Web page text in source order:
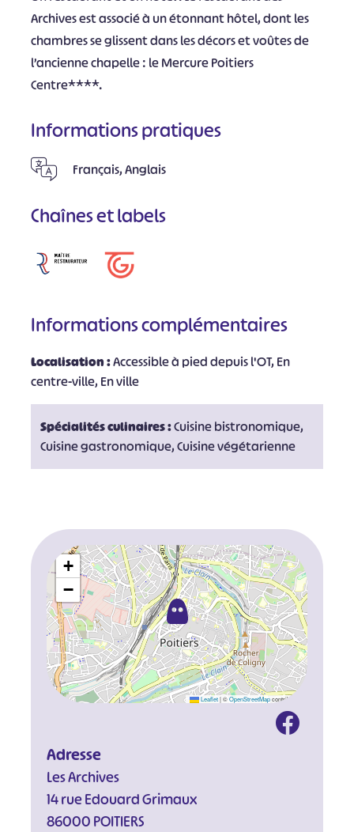
Archives est associé à un étonnant hôtel, dont les
chambres se glissent dans les décors et voûtes de
l’ancienne chapelle : le Mercure Poitiers
Centre****.
Informations pratiques
Français, Anglais
Chaînes et labels
Informations complémentaires
Localisation :Accessible à pied depuis l'OT, En
centre-ville, En ville
Spécialités culinaires :Cuisine bistronomique,
Cuisine gastronomique, Cuisine végétarienne
+
−
Leaflet |©OpenStreetMapcontributors
Adresse
Les Archives
14 rue Edouard Grimaux
86000 POITIERS